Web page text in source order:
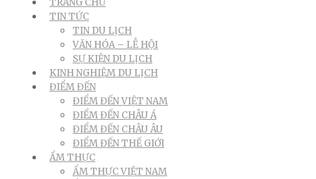
TRANG CHỦ
TIN TỨC
TIN DU LỊCH
VĂN HÓA – LỄ HỘI
SỰ KIỆN DU LỊCH
KINH NGHIỆM DU LỊCH
ĐIỂM ĐẾN
ĐIỂM ĐẾN VIỆT NAM
ĐIỂM ĐẾN CHÂU Á
ĐIỂM ĐẾN CHÂU ÂU
ĐIỂM ĐẾN THẾ GIỚI
ẨM THỰC
ẨM THỰC VIỆT NAM